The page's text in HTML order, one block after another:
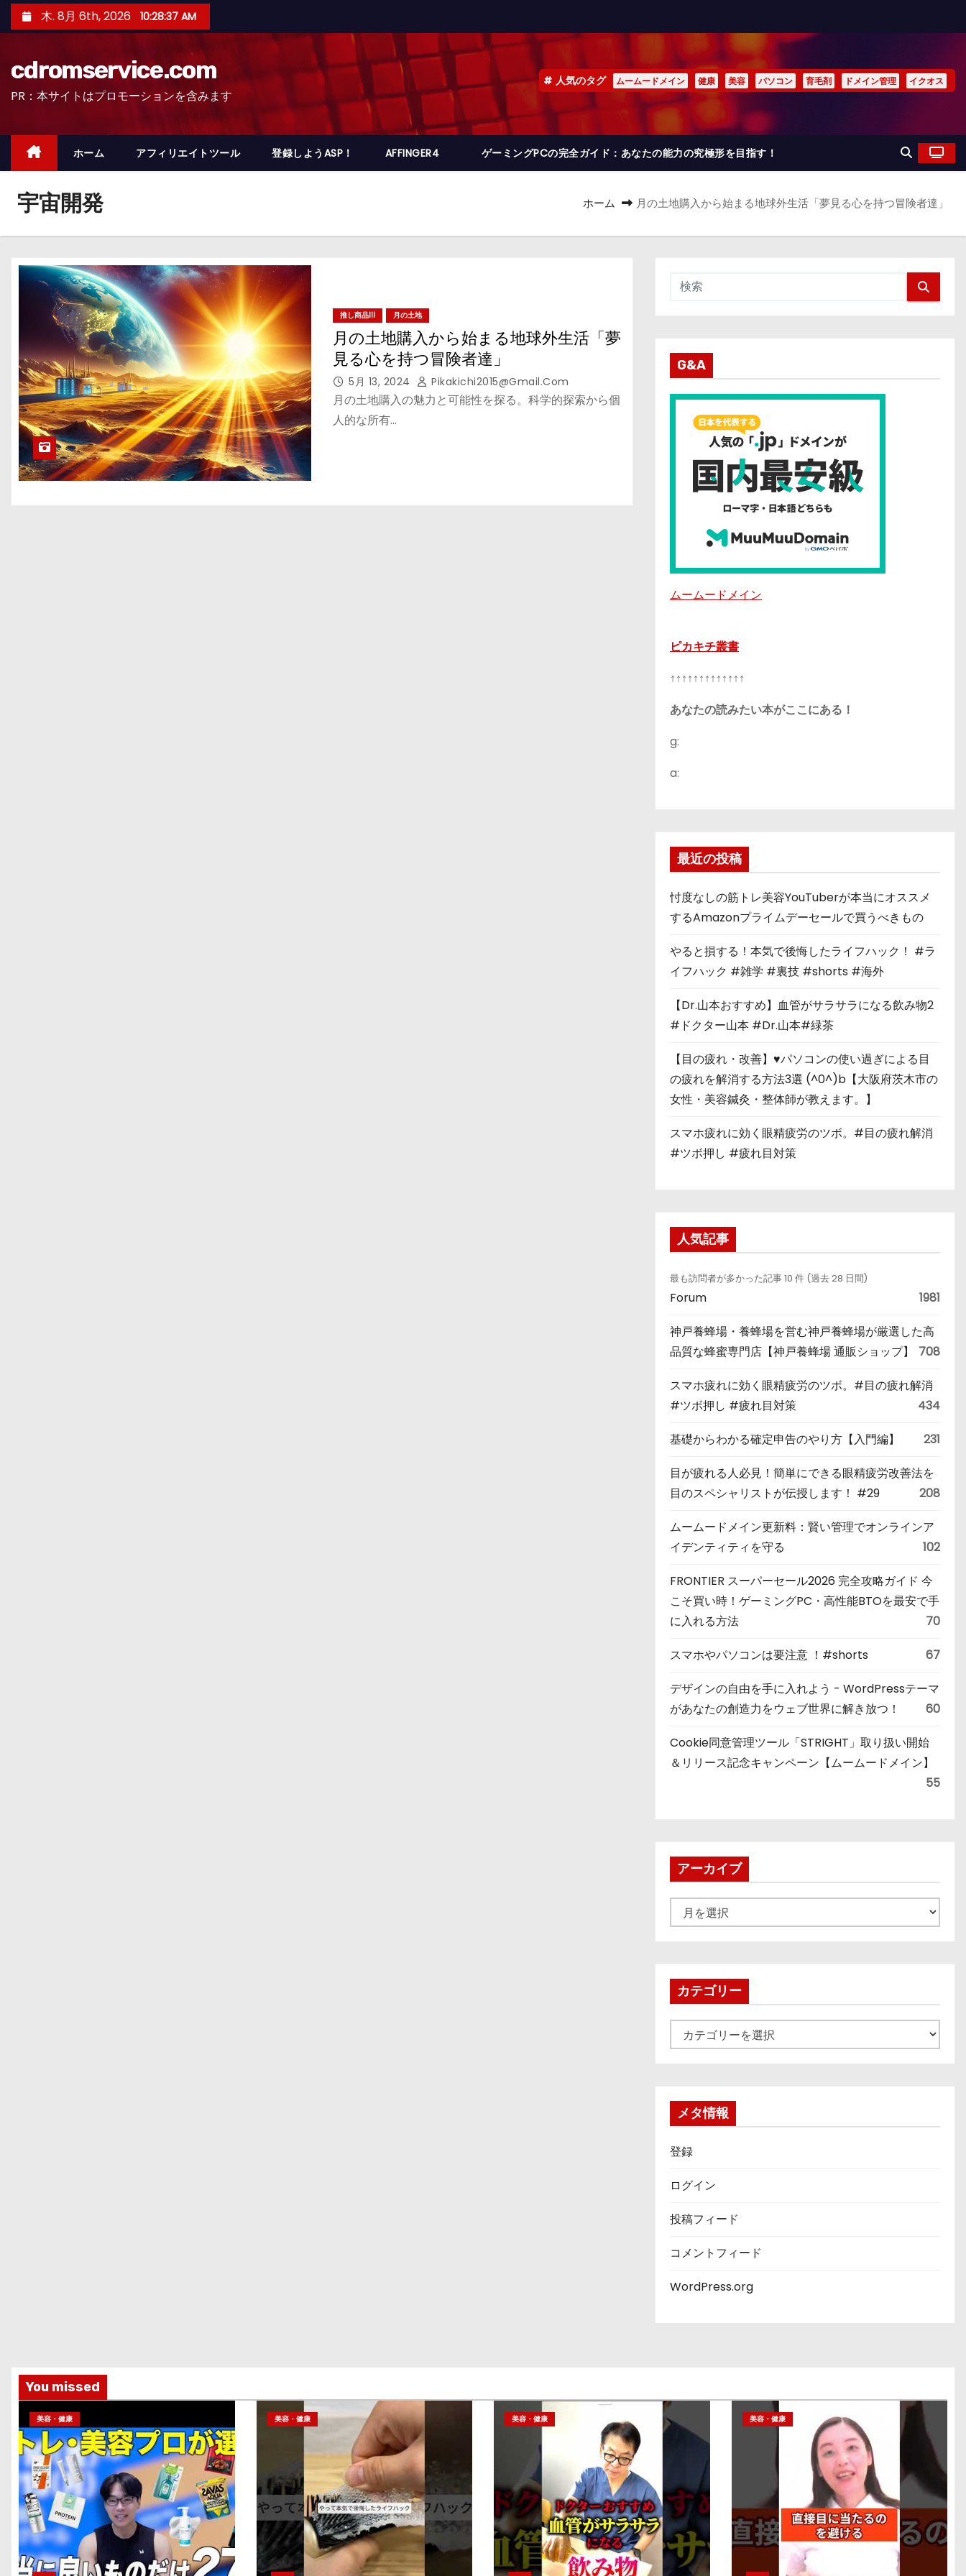
ン
ッ
木. 8月 6th, 2026 10:28:38 AM
cdromservice.com
PR：本サイトはプロモーションを含みます
人気のタグ ムームードメイン 健康 美容 パソコン 育毛剤 ドメイン管理 イクオス
ホーム アフィリエイトツール 登録しようASP！ AFFINGER4 ゲーミングPCの完全ガイド：あなたの能力の究極形を目指す！
宇宙開発 ホーム 月の土地購入から始まる地球外生活「夢見る心を持つ冒険者達」
推し商品III 月の土地
月の土地購入から始まる地球外生活「夢
見る心を持つ冒険者達」
5月 13, 2024 Pikakichi2015@gmail.com
月の土地購入の魅力と可能性を探る。科学的探索から個
人的な所有…
G&A
ムームードメイン
ピカキチ叢書
↑↑↑↑↑↑↑↑↑↑↑↑↑
あなたの読みたい本がここにある！
g:
a:
最近の投稿
忖度なしの筋トレ美容YouTuberが本当にオススメ
するAmazonプライムデーセールで買うべきもの
やると損する！本気で後悔したライフハック！ #ラ
イフハック #雑学 #裏技 #shorts #海外
【Dr.山本おすすめ】血管がサラサラになる飲み物2
#ドクター山本 #Dr.山本#緑茶
【目の疲れ・改善】♥パソコンの使い過ぎによる目
の疲れを解消する方法3選 (^0^)b【大阪府茨木市の
女性・美容鍼灸・整体師が教えます。】
スマホ疲れに効く眼精疲労のツボ。#目の疲れ解消
#ツボ押し #疲れ目対策
人気記事
最も訪問者が多かった記事 10 件 (過去 28 日間)
Forum 1981
神戸養蜂場・養蜂場を営む神戸養蜂場が厳選した高
品質な蜂蜜専門店【神戸養蜂場 通販ショップ】
708
スマホ疲れに効く眼精疲労のツボ。#目の疲れ解消
#ツボ押し #疲れ目対策
434
基礎からわかる確定申告のやり方【入門編】 231
目が疲れる人必見！簡単にできる眼精疲労改善法を
目のスペシャリストが伝授します！ #29
208
ムームードメイン更新料：賢い管理でオンラインア
イデンティティを守る
102
FRONTIER スーパーセール2026 完全攻略ガイド 今
こそ買い時！ゲーミングPC・高性能BTOを最安で手
に入れる方法
70
スマホやパソコンは要注意 ！#shorts 67
デザインの自由を手に入れよう - WordPressテーマ
があなたの創造力をウェブ世界に解き放つ！
60
Cookie同意管理ツール「STRIGHT」取り扱い開始
＆リリース記念キャンペーン【ムームードメイン】
55
アーカイブ
ー
ブカテゴリー
テ
メタ情報
登録
ログイン
投稿フィード
コメントフィード
WordPress.org
You missed
美容・健康 美容・健康 美容・健康 美容・健康